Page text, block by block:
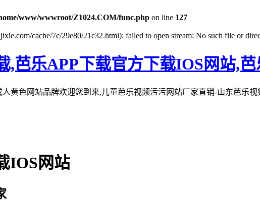
www/wwwroot/Z1024.COM/func.php on line 127
cache/7c/29e80/21c32.html): failed to open stream: No such file or
,芭乐APP下载官方下载IOS网站,
黄色网站品牌欢迎您到来,儿童芭乐视频污污网站厂家直销-山东芭乐
IOS网站